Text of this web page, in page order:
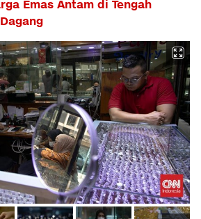
Emas Antam di Tengah